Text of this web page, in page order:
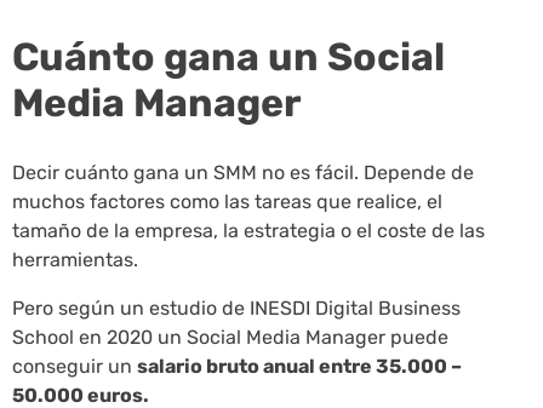
Cuánto gana un Social
Media Manager
Decir cuánto gana un SMM no es fácil. Depende de
muchos factores como las tareas que realice, el
tamaño de la empresa, la estrategia o el coste de las
herramientas.
Pero según un estudio de INESDI Digital Business
School en 2020 un Social Media Manager puede
conseguir un salario bruto anual entre 35.000 –
50.000 euros.